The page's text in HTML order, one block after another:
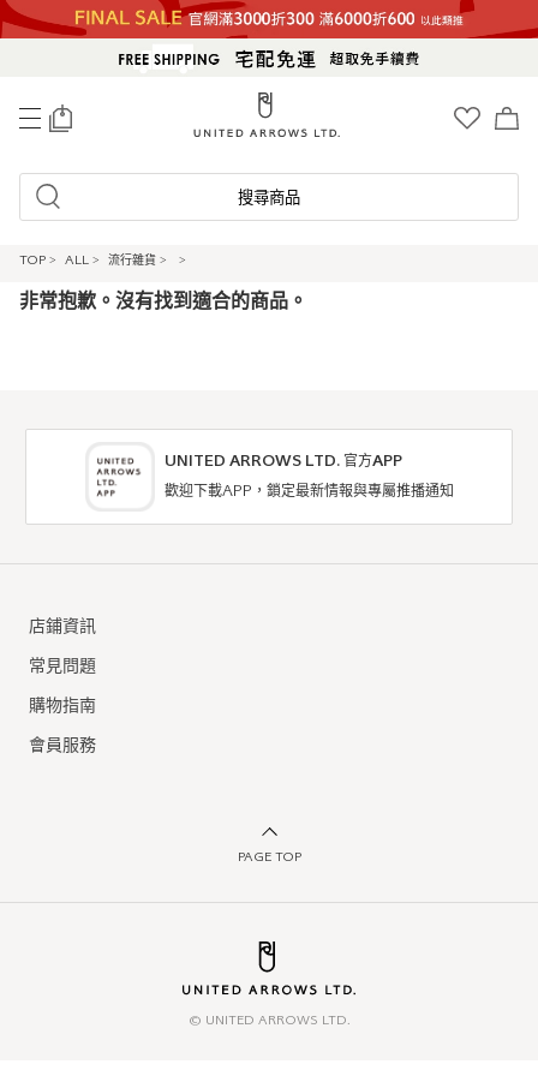
搜尋商品
TOP > ALL > 流行雜貨 > >
非常抱歉。沒有找到適合的商品。
UNITED ARROWS LTD. 官方APP
歡迎下載APP，鎖定最新情報與專屬推播通知
店鋪資訊
常見問題
購物指南
會員服務
PAGE TOP
© UNITED ARROWS LTD.